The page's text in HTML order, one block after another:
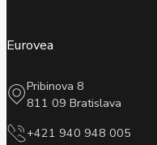
Eurovea
Pribinova 8
811 09 Bratislava
+421 940 948 005